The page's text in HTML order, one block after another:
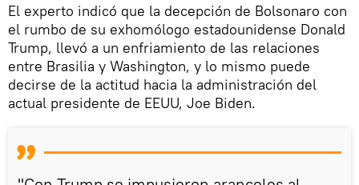
El experto indicó que la decepción de Bolsonaro con
el rumbo de su exhomólogo estadounidense Donald
Trump, llevó a un enfriamiento de las relaciones
entre Brasilia y Washington, y lo mismo puede
decirse de la actitud hacia la administración del
actual presidente de EEUU, Joe Biden.